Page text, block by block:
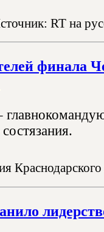
RT на
финала
Краснодарского